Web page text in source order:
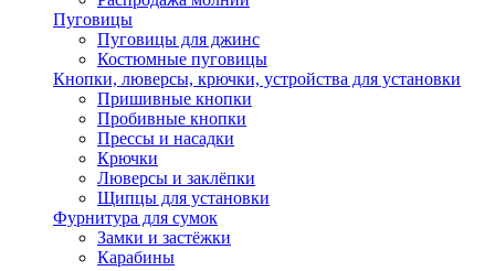
Пуговицы
Пуговицы для джинс
Костюмные пуговицы
Кнопки, люверсы, крючки, устройства для установки
Пришивные кнопки
Пробивные кнопки
Прессы и насадки
Крючки
Люверсы и заклёпки
Щипцы для установки
Фурнитура для сумок
Замки и застёжки
Карабины